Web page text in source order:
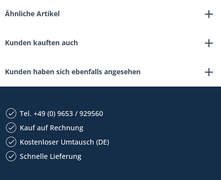
Ähnliche Artikel
Kunden kauften auch
Kunden haben sich ebenfalls angesehen
Tel. +49 (0) 9653 / 929560
Kauf auf Rechnung
Kostenloser Umtausch (DE)
Schnelle Lieferung